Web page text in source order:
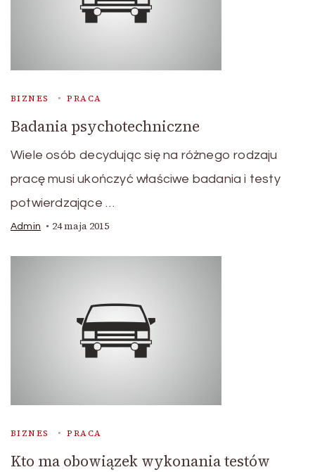
BIZNES PRACA
Badania psychotechniczne
Wiele osób decydując się na różnego rodzaju
pracę musi ukończyć właściwe badania i testy
potwierdzające …
Admin 24 maja 2015
BIZNES PRACA
Kto ma obowiązek wykonania testów